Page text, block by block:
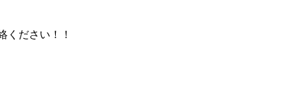
ください！！